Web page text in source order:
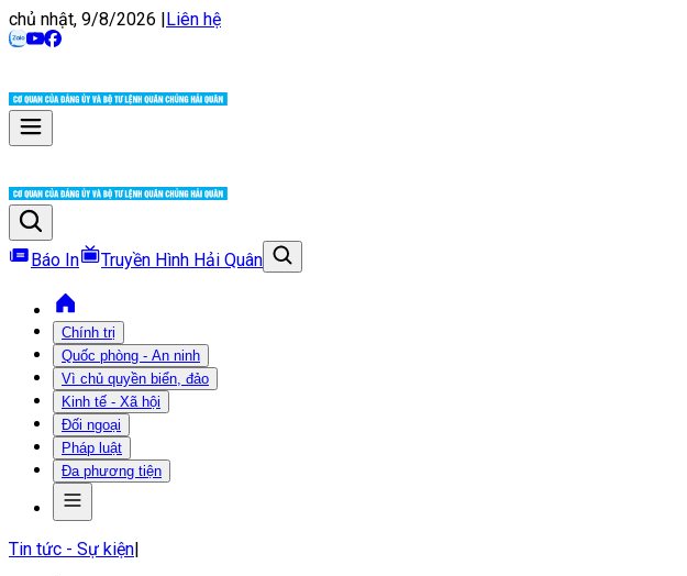
chủ nhật, 9/8/2026 |Liên hệ
Báo In Truyền Hình Hải Quân
Chính trị
Quốc phòng - An ninh
Vì chủ quyền biển, đảo
Kinh tế - Xã hội
Đối ngoại
Pháp luật
Đa phương tiện
Tin tức - Sự kiện|